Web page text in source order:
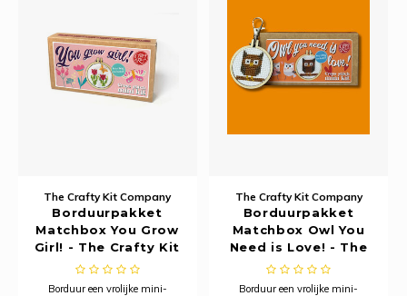
The Crafty Kit Company
Borduurpakket
Matchbox You Grow
Girl! - The Crafty Kit
Company
Borduur een vrolijke mini-
The Crafty Kit Company
Borduurpakket
Matchbox Owl You
Need is Love! - The
Crafty Kit Company
Borduur een vrolijke mini-